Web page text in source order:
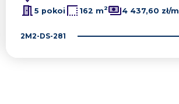
5 pokoi
162 m2 4 437,60 zł/m
2M2-DS-281